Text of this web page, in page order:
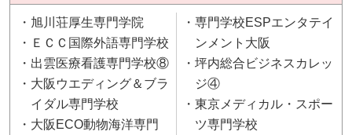
旭川荘厚生専門学院
ＥＣＣ国際外語専門学校
出雲医療看護専門学校⑧
大阪ウエディング＆ブラ
イダル専門学校
大阪ECO動物海洋専門
専門学校ESPエンタテイ
ンメント大阪
坪内総合ビジネスカレッ
ジ④
東京メディカル・スポー
ツ専門学校